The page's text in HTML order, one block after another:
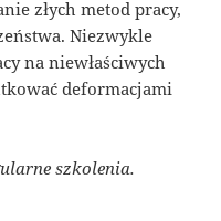
złych metod pracy,
Niezwykle
na niewłaściwych
deformacjami
szkolenia.